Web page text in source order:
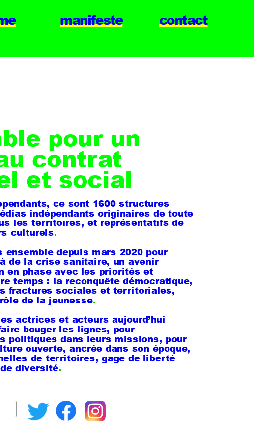
pour un
contrat
et social
ce sont 1600 structures
indépendants originaires de toute
les territoires, et représentatifs de
culturels.
ensemble depuis mars 2020 pour
de la crise sanitaire, un avenir
en phase avec les priorités et
temps : la reconquête démocratique,
fractures sociales et territoriales,
de la jeunesse.
actrices et acteurs aujourd’hui
bouger les lignes, pour
politiques dans leurs missions, pour
ouverte, ancrée dans son époque,
de territoires, gage de liberté
diversité.
manifeste contact